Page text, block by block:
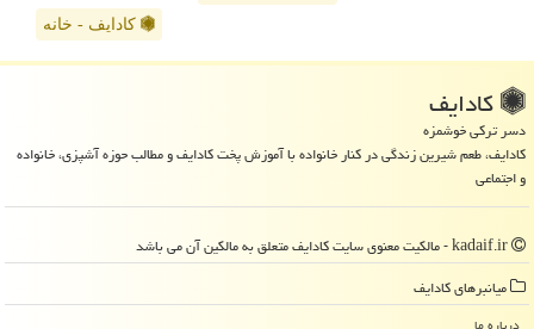
کادایف - خانه
كادایف
دسر ترکی خوشمزه
کادایف، طعم شیرین زندگی در کنار خانواده با آموزش پخت کادایف و مطالب حوزه آشپزی، خانواده
و اجتماعی
میانبرهای كادایف